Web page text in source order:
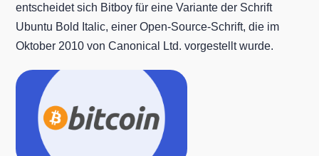
entscheidet sich Bitboy für eine Variante der Schrift
Ubuntu Bold Italic, einer Open-Source-Schrift, die im
Oktober 2010 von Canonical Ltd. vorgestellt wurde.